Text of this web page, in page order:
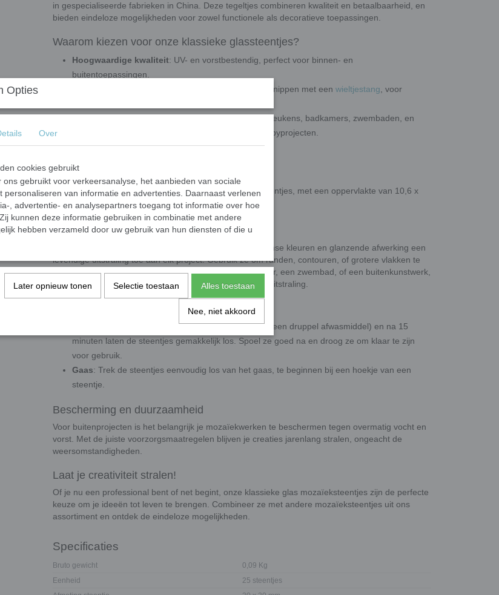
in gespecialiseerde fabrieken in China. Deze tegeltjes combineren kwaliteit en betaalbaarheid, en
bieden eindeloze mogelijkheden voor zowel functionele als decoratieve toepassingen.
Waarom kiezen voor onze klassieke glassteentjes?
Hoogwaardige kwaliteit: UV- en vorstbestendig, perfect voor binnen- en
buitentoepassingen.
: Eenvoudig op maat te knippen met een wieltjestang , voor
: Geschikt voor muren, vloeren, keukens, badkamers, zwembaden, en
meer. Ook ideaal voor architectuur en creatieve hobbyprojecten.
Afmetingen
: 20 x 20 mm groot en 4 mm dik.
Presentatie : Geleverd op papier of gaas per 25 steentjes, met een oppervlakte van 10,6 x
10,6 cm.
Levendige en kleurrijke ontwerpen
De klassieke glas mozaïeksteentjes voegen met hun intense kleuren en glanzende afwerking een
levendige uitstraling toe aan elk project. Gebruik ze om randen, contouren, of grotere vlakken te
accentueren. Of je nu een mozaïek maakt voor je interieur, een zwembad, of een buitenkunstwerk,
deze tegeltjes geven je creaties een unieke en elegante uitstraling.
: Leg de matjes in lauw water (eventueel met een druppel afwasmiddel) en na 15
minuten laten de steentjes gemakkelijk los. Spoel ze goed na en droog ze om klaar te zijn
voor gebruik.
Gaas: Trek de steentjes eenvoudig los van het gaas, te beginnen bij een hoekje van een
steentje.
Bescherming en duurzaamheid
Voor buitenprojecten is het belangrijk je mozaïekwerken te beschermen tegen overmatig vocht en
vorst. Met de juiste voorzorgsmaatregelen blijven je creaties jarenlang stralen, ongeacht de
weersomstandigheden.
Laat je creativiteit stralen!
Of je nu een professional bent of net begint, onze klassieke glas mozaïeksteentjes zijn de perfecte
keuze om je ideeën tot leven te brengen. Combineer ze met andere mozaïeksteentjes uit ons
assortiment en ontdek de eindeloze mogelijkheden.
Specificaties
Bruto gewicht
0,09 Kg
Eenheid
25 steentjes
Opties
Over
cookies gebruikt
ons gebruikt voor verkeersanalyse, het aanbieden van sociale
personaliseren van informatie en advertenties. Daarnaast verlenen
, advertentie- en analysepartners toegang tot informatie over hoe
kunnen deze informatie gebruiken in combinatie met andere
hebben verzameld door uw gebruik van hun diensten of die u
Later opnieuw tonen Selectie toestaan Alles toestaan
Nee, niet akkoord